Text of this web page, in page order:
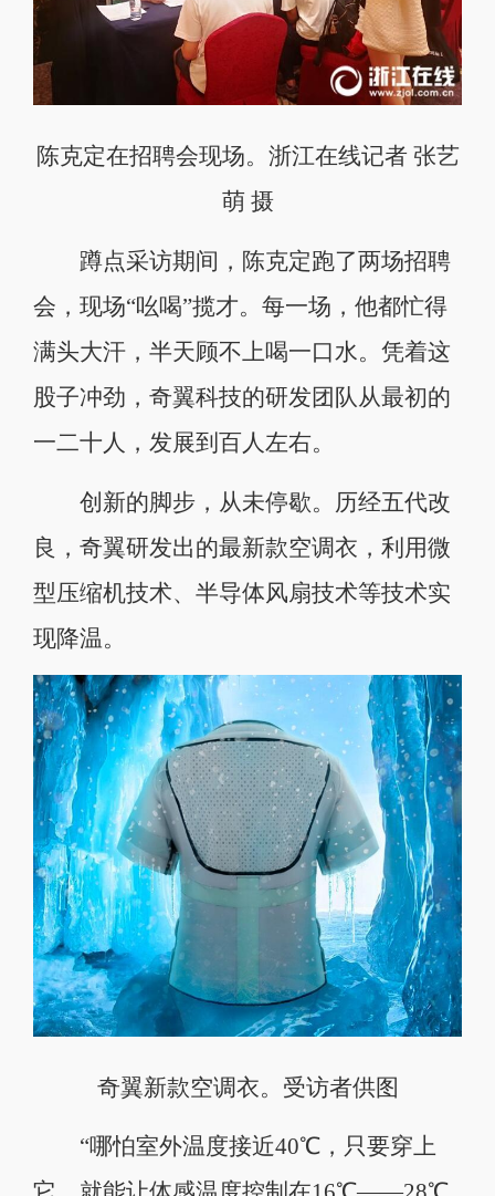
陈克定在招聘会现场。浙江在线记者 张艺
萌 摄
蹲点采访期间，陈克定跑了两场招聘
会，现场“吆喝”揽才。每一场，他都忙得
满头大汗，半天顾不上喝一口水。凭着这
股子冲劲，奇翼科技的研发团队从最初的
一二十人，发展到百人左右。
创新的脚步，从未停歇。历经五代改
良，奇翼研发出的最新款空调衣，利用微
型压缩机技术、半导体风扇技术等技术实
现降温。
奇翼新款空调衣。受访者供图
“哪怕室外温度接近40℃，只要穿上